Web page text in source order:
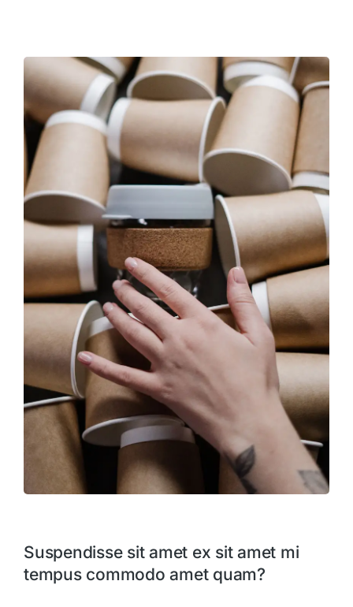
Suspendisse sit amet ex sit amet mi
tempus commodo amet quam?